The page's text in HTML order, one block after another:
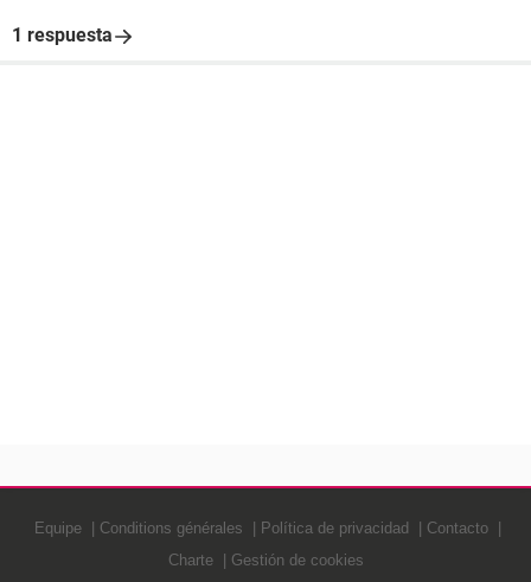
1 respuesta
Equipe Conditions générales Política de privacidad
Contacto
Charte
Gestión de cookies